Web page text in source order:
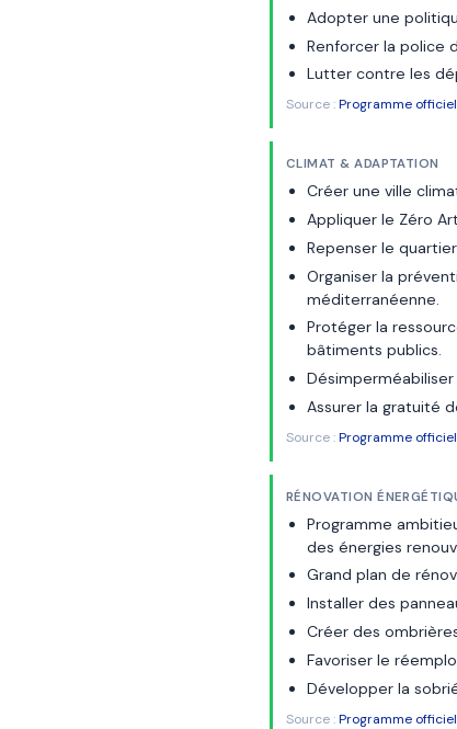
Adopter une
Renforcer la police
Lutter contre les
Source :Programme
CLIMAT & ADAPTATION
Créer une ville
Appliquer le Zéro
Repenser le
Organiser la
méditerranéenne.
Protéger la
bâtiments publics.
Assurer la gratuité
Source :Programme
RÉNOVATION
Programme
des énergies
Grand plan de
Installer des
Créer des
Favoriser le
Développer la
Source :Programme